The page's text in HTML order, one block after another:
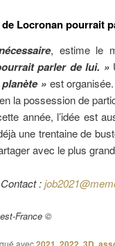
Locronan pourrait
, estime le
parler de lui. »
» est
la possession de
année, l’idée est
une trentaine de
avec le plus
Contact :
France ©